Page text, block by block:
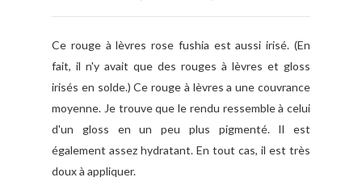
Ce rouge à lèvres rose fushia est aussi irisé. (En
fait, il n'y avait que des rouges à lèvres et gloss
irisés en solde.) Ce rouge à lèvres a une couvrance
moyenne. Je trouve que le rendu ressemble à celui
d'un gloss en un peu plus pigmenté. Il est
également assez hydratant. En tout cas, il est très
doux à appliquer.